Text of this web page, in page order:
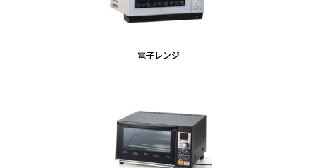
電子レンジ